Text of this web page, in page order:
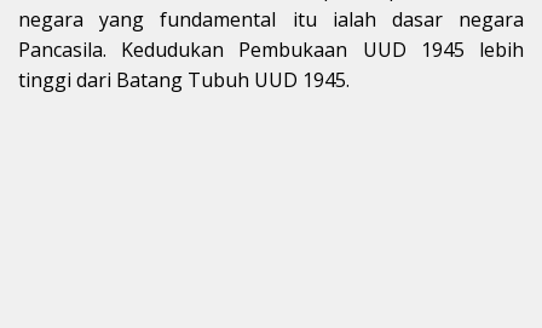
negara yang fundamental itu ialah dasar negara
Pancasila. Kedudukan Pembukaan UUD 1945 lebih
tinggi dari Batang Tubuh UUD 1945.